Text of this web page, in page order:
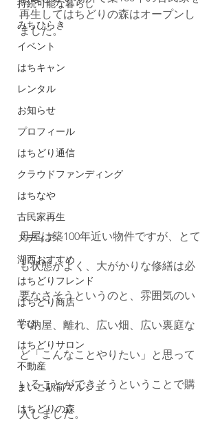
持続可能な暮らし
みちひらき
イベント
はちキャン
レンタル
お知らせ
プロフィール
はちどり通信
クラウドファンディング
はちなや
古民家再生
メディア
湖西おすすめ
はちどりフレンド
はちどり商店
学び
はちどりサロン
不動産
まいこ駅前マルシェ
はちどりの森
再生してはちどりの森はオープンし
ました。
母屋は築100年近い物件ですが、とて
も状態がよく、大がかりな修繕は必
要なさそうというのと、雰囲気のい
い納屋、離れ、広い畑、広い裏庭な
ど「こんなことやりたい」と思って
いることができそうということで購
入しました。